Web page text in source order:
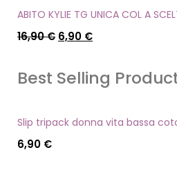
ABITO KYLIE TG UNICA COL A
16,90€ 6,90 €
Best Selling
6,90 €